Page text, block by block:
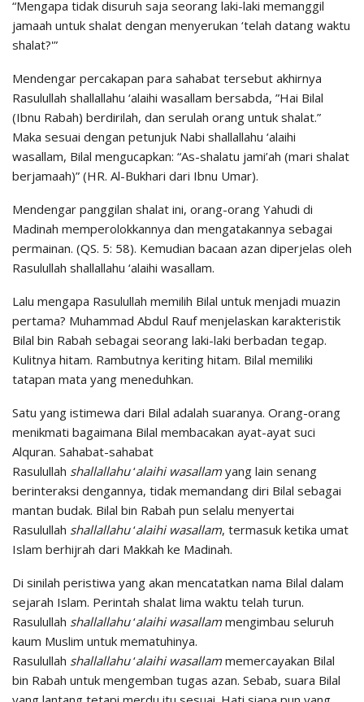
“Mengapa tidak disuruh saja seorang laki-laki memanggil
jamaah untuk shalat dengan menyerukan ‘telah datang waktu
shalat?'”
Mendengar percakapan para sahabat tersebut akhirnya
Rasulullah shallallahu ‘alaihi wasallam bersabda, ”Hai Bilal
(Ibnu Rabah) berdirilah, dan serulah orang untuk shalat.”
Maka sesuai dengan petunjuk Nabi shallallahu ‘alaihi
wasallam, Bilal mengucapkan: “As-shalatu jami’ah (mari shalat
berjamaah)” (HR. Al-Bukhari dari Ibnu Umar).
Mendengar panggilan shalat ini, orang-orang Yahudi di
Madinah memperolokkannya dan mengatakannya sebagai
permainan. (QS. 5: 58). Kemudian bacaan azan diperjelas oleh
Rasulullah shallallahu ‘alaihi wasallam.
Lalu mengapa Rasulullah memilih Bilal untuk menjadi muazin
pertama? Muhammad Abdul Rauf menjelaskan karakteristik
Bilal bin Rabah sebagai seorang laki-laki berbadan tegap.
Kulitnya hitam. Rambutnya keriting hitam. Bilal memiliki
tatapan mata yang meneduhkan.
Satu yang istimewa dari Bilal adalah suaranya. Orang-orang
menikmati bagaimana Bilal membacakan ayat-ayat suci
Alquran. Sahabat-sahabat
Rasulullah shallallahu‘alaihi wasallam yang lain senang
berinteraksi dengannya, tidak memandang diri Bilal sebagai
mantan budak. Bilal bin Rabah pun selalu menyertai
Rasulullah shallallahu‘alaihi wasallam, termasuk ketika umat
Islam berhijrah dari Makkah ke Madinah.
Di sinilah peristiwa yang akan mencatatkan nama Bilal dalam
sejarah Islam. Perintah shalat lima waktu telah turun.
Rasulullah shallallahu‘alaihi wasallam mengimbau seluruh
kaum Muslim untuk mematuhinya.
Rasulullah shallallahu‘alaihi wasallam memercayakan Bilal
bin Rabah untuk mengemban tugas azan. Sebab, suara Bilal